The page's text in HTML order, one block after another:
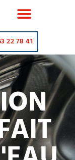
22 78 41